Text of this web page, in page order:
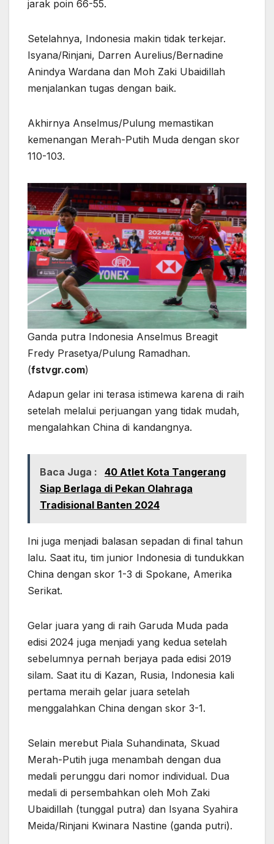
jarak poin 66-55.
Setelahnya, Indonesia makin tidak terkejar.
Isyana/Rinjani, Darren Aurelius/Bernadine
Anindya Wardana dan Moh Zaki Ubaidillah
menjalankan tugas dengan baik.
Akhirnya Anselmus/Pulung memastikan
kemenangan Merah-Putih Muda dengan skor
110-103.
Ganda putra Indonesia Anselmus Breagit
Fredy Prasetya/Pulung Ramadhan.
(fstvgr.com)
Adapun gelar ini terasa istimewa karena di raih
setelah melalui perjuangan yang tidak mudah,
mengalahkan China di kandangnya.
Baca Juga :
40 Atlet Kota Tangerang
Siap Berlaga di Pekan Olahraga
Tradisional Banten 2024
Ini juga menjadi balasan sepadan di final tahun
lalu. Saat itu, tim junior Indonesia di tundukkan
China dengan skor 1-3 di Spokane, Amerika
Serikat.
Gelar juara yang di raih Garuda Muda pada
edisi 2024 juga menjadi yang kedua setelah
sebelumnya pernah berjaya pada edisi 2019
silam. Saat itu di Kazan, Rusia, Indonesia kali
pertama meraih gelar juara setelah
menggalahkan China dengan skor 3-1.
Selain merebut Piala Suhandinata, Skuad
Merah-Putih juga menambah dengan dua
medali perunggu dari nomor individual. Dua
medali di persembahkan oleh Moh Zaki
Ubaidillah (tunggal putra) dan Isyana Syahira
Meida/Rinjani Kwinara Nastine (ganda putri).